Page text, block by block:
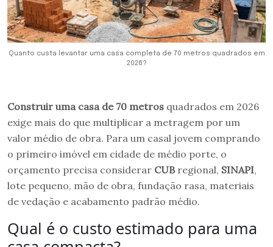
Quanto custa levantar uma casa completa de 70 metros quadrados em
2026?
Construir uma casa de 70 metros quadrados em 2026
exige mais do que multiplicar a metragem por um
valor médio de obra. Para um casal jovem comprando
o primeiro imóvel em cidade de médio porte, o
orçamento precisa considerar CUB regional, SINAPI,
lote pequeno, mão de obra, fundação rasa, materiais
de vedação e acabamento padrão médio.
Qual é o custo estimado para uma